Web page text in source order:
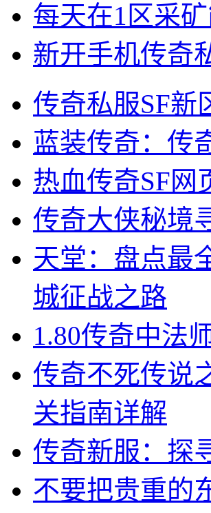
每天在1区采
新开手机传奇
传奇私服SF新
蓝装传奇：传
热血传奇SF网
传奇大侠秘境
天堂：盘点最
城征战之路
1.80传奇中法
传奇不死传说
关指南详解
传奇新服：探
不要把贵重的